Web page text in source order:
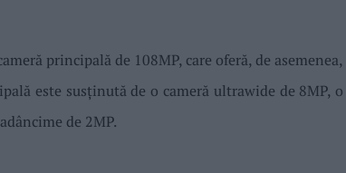
principală de 108MP, care oferă, de asemenea,
este susținută de o cameră ultrawide de 8MP, o
de 2MP.